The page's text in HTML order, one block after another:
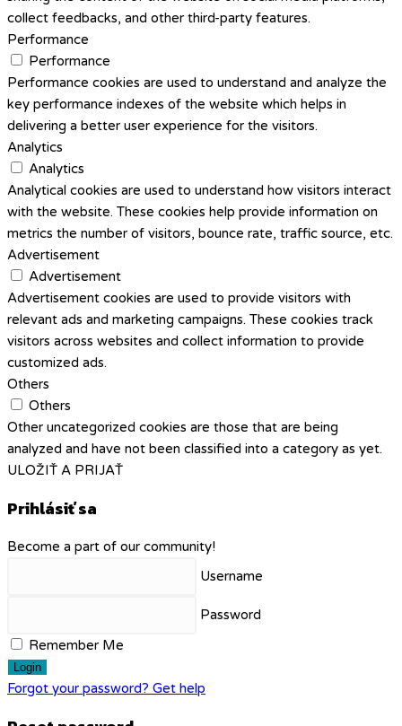
collect feedbacks, and other third-party features.
Performance
Performance
Performance cookies are used to understand and analyze the
key performance indexes of the website which helps in
delivering a better user experience for the visitors.
Analytics
Analytics
Analytical cookies are used to understand how visitors interact
with the website. These cookies help provide information on
metrics the number of visitors, bounce rate, traffic source, etc.
Advertisement
Advertisement
Advertisement cookies are used to provide visitors with
relevant ads and marketing campaigns. These cookies track
visitors across websites and collect information to provide
customized ads.
Others
Others
Other uncategorized cookies are those that are being
analyzed and have not been classified into a category as yet.
ULOŽIŤ A PRIJAŤ
Prihlásiť sa
Become a part of our community!
Username
Password
Remember Me
Login
Forgot your password? Get help